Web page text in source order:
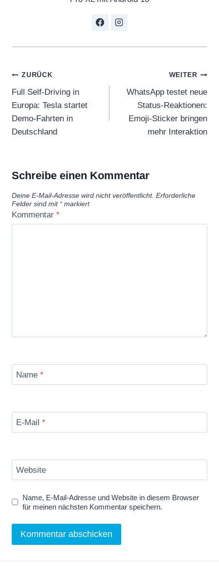
Beitragsnavigation
ZURÜCK
Full Self-Driving in
Europa: Tesla startet
Demo-Fahrten in
Deutschland
WEITER
WhatsApp testet neue
Status-Reaktionen:
Emoji-Sticker bringen
mehr Interaktion
Schreibe einen Kommentar
Deine E-Mail-Adresse wird nicht veröffentlicht. Erforderliche
Felder sind mit *markiert
Kommentar *
Name *
E-Mail *
Website
Name, E-Mail-Adresse und Website in diesem Browser
für meinen nächsten Kommentar speichern.